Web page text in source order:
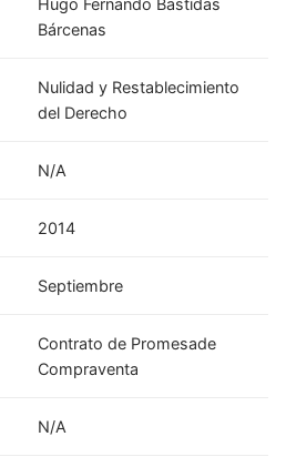
Bárcenas
Nulidad y Restablecimiento
del Derecho
N/A
2014
Septiembre
Contrato de Promesade
Compraventa
N/A